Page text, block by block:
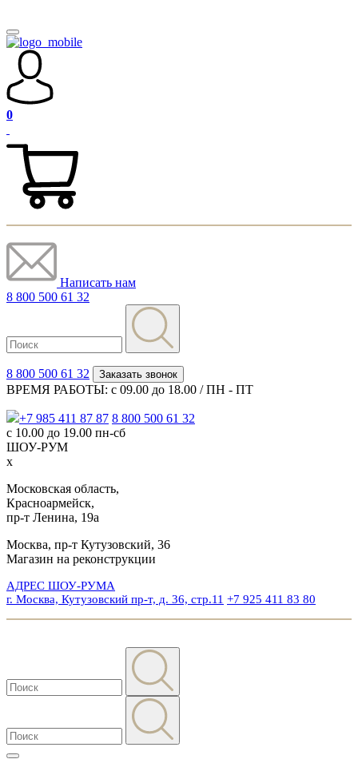
0
Написать нам
8 800 500 61 32
8 800 500 61 32 Заказать звонок
ВРЕМЯ РАБОТЫ: с 09.00 до 18.00 / ПН - ПТ
+7 985 411 87 87 8 800 500 61 32
с 10.00 до 19.00 пн-сб
ШОУ-РУМ
x
Московская область,
Красноармейск,
пр-т Ленина, 19а
Москва, пр-т Кутузовский, 36
Магазин на реконструкции
АДРЕС ШОУ-РУМА
г. Москва, Кутузовский пр-т, д. 36, стр.11 +7 925 411 83 80